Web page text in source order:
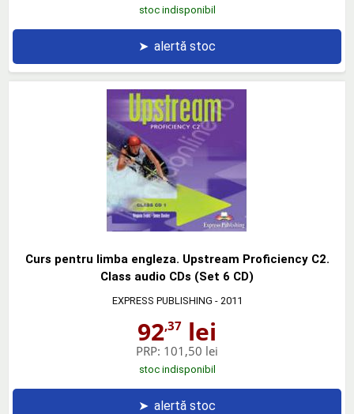
stoc indisponibil
➤ alertă stoc
Curs pentru limba engleza. Upstream Proficiency C2.
Class audio CDs (Set 6 CD)
EXPRESS PUBLISHING - 2011
92,37 lei
PRP: 101,50 lei
stoc indisponibil
➤ alertă stoc